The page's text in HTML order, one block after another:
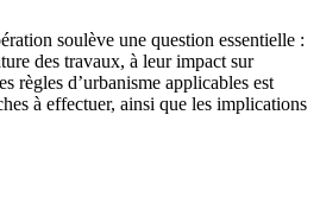
soulève une question essentielle :
des travaux, à leur impact sur
règles d’urbanisme applicables est
à effectuer, ainsi que les implications